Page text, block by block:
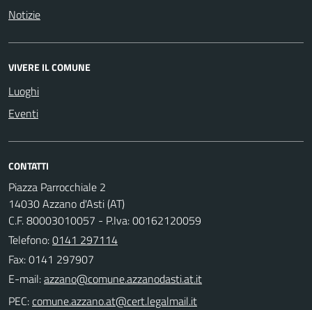
Notizie
VIVERE IL COMUNE
Luoghi
Eventi
CONTATTI
Piazza Parrocchiale 2
14030 Azzano d'Asti (AT)
C.F. 80003010057 - P.Iva: 00162120059
Telefono:0141 297114
Fax: 0141 297907
E-mail:
PEC: